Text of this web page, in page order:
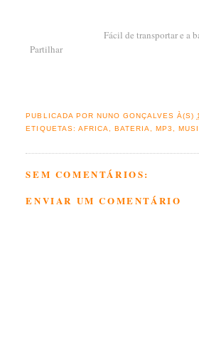
Fácil de transportar e a
Partilhar
PUBLICADA POR NUNO GONÇALVES À(S)
ETIQUETAS: AFRICA, BATERIA, MP3 ,
SEM COMENTÁRIOS:
ENVIAR UM COMENTÁRIO